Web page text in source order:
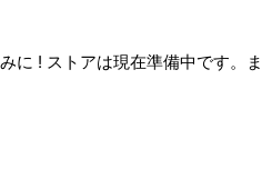
に ! ストアは現在準備中です。ま